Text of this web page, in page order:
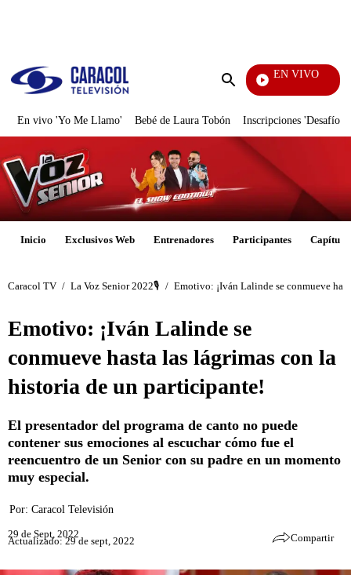
Enviar
EN VIVO
Pura
En vivo 'Yo Me Llamo' Bebé de Laura Tobón Inscripciones 'Desafío'
Inicio Exclusivos Web Entrenadores Participantes
Caracol TV / La Voz Senior 2022🎙️ / Emotivo: ¡Iván Lalinde se conmueve
Emotivo: ¡Iván Lalinde se
conmueve hasta las lágrimas con la
historia de un participante!
El presentador del programa de canto no puede
contener sus emociones al escuchar cómo fue el
reencuentro de un Senior con su padre en un momento
muy especial.
Por: Caracol Televisión
29 de Sept, 2022
Actualizado: 29 de sept, 2022 Compartir